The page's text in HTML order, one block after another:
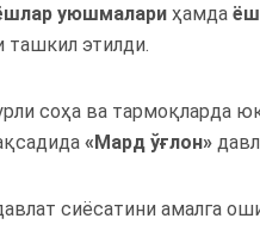
уюшмалари ҳамда
ташкил этилди.
соҳа ва тармоқларда
«Мард ўғлон»
сиёсатини амалга